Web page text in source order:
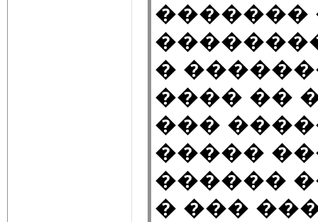
�������
�
���� ��
���
�����
������
� ���